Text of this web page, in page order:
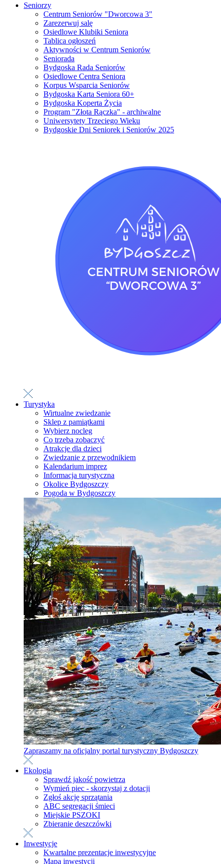
Seniorzy
Centrum Seniorów "Dworcowa 3"
Zarezerwuj salę
Osiedlowe Klubiki Seniora
Tablica ogłoszeń
Aktywności w Centrum Seniorów
Seniorada
Bydgoska Rada Seniorów
Osiedlowe Centra Seniora
Korpus Wsparcia Seniorów
Bydgoska Karta Seniora 60+
Bydgoska Koperta Życia
Program "Złota Rączka" - archiwalne
Uniwersytety Trzeciego Wieku
Bydgoskie Dni Seniorek i Seniorów 2025
Turystyka
Wirtualne zwiedzanie
Sklep z pamiątkami
Wybierz nocleg
Co trzeba zobaczyć
Atrakcje dla dzieci
Zwiedzanie z przewodnikiem
Kalendarium imprez
Informacja turystyczna
Okolice Bydgoszczy
Pogoda w Bydgoszczy
Zapraszamy na oficjalny portal turystyczny Bydgoszczy
Ekologia
Sprawdź jakość powietrza
Wymień piec - skorzystaj z dotacji
Zgłoś akcję sprzątania
ABC segregacji śmieci
Miejskie PSZOKI
Zbieranie deszczówki
Inwestycje
Kwartalne prezentacje inwestycyjne
Mapa inwestycji